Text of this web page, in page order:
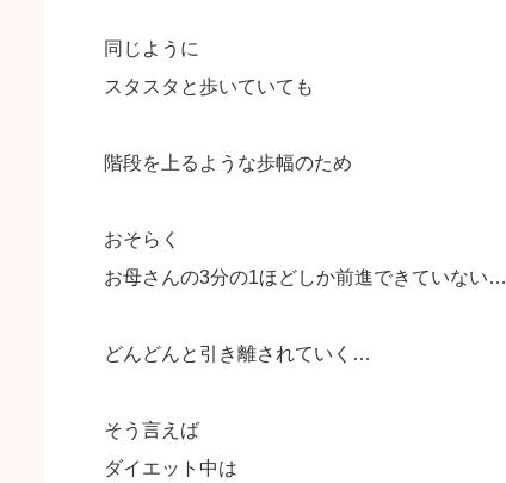
同じように
スタスタと歩いていても
階段を上るような歩幅のため
おそらく
お母さんの3分の1ほどしか前進できていない…
どんどんと引き離されていく…
そう言えば
ダイエット中は